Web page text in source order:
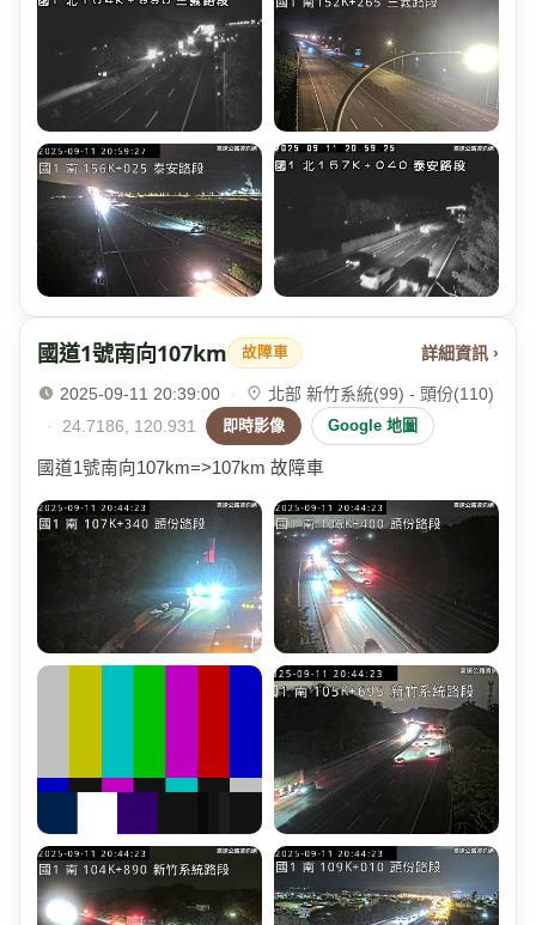
國道1號南向107km 故障車 詳細資訊 ›
2025-09-11 20:39:00 ·
北部 新竹系統(99) - 頭份(110)
·
24.7186, 120.931 即時影像 Google 地圖
國道1號南向107km=>107km 故障車